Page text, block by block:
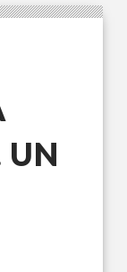
UN